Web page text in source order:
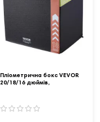
Пліометрична бокс VEVOR
20/18/16 дюймів,